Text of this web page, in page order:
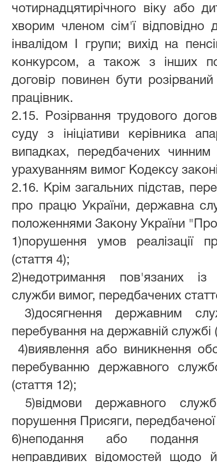
чотирнадцятирічного віку або
хворим членом сім'ї
інвалідом I групи; вихід на
конкурсом, а також з інших
договір повинен бути розірваний
працівник.
2.15. Розірвання трудового
суду з ініціативи керівника
випадках, передбачених
урахуванням вимог Кодексу
2.16. Крім загальних підстав,
про працю України, державна
положеннями Закону України "
1)порушення умов реалізації
(стаття 4);
2)недотримання пов'язаних
служби вимог, передбачених
3)досягнення державним
перебування на державній службі
4)виявлення або виникнення
перебуванню державного
(стаття 12);
5)відмови державного
порушення Присяги,
6)неподання або подання
неправдивих відомостей щодо